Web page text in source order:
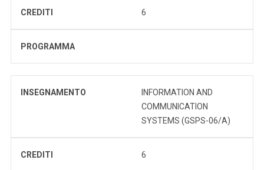
CREDITI 6
PROGRAMMA
INSEGNAMENTO
INFORMATION AND
COMMUNICATION
SYSTEMS (GSPS-06/A)
CREDITI 6